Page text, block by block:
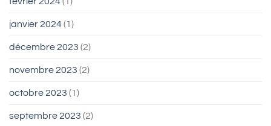
janvier 2024(1)
décembre 2023 (2)
novembre 2023 (2)
octobre 2023 (1)
septembre 2023 (2)